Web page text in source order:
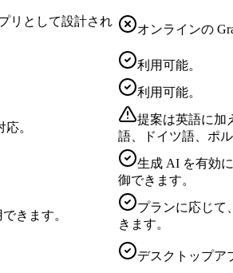
リとして設計され
オンラインの
利用可能。
利用可能。
。
提案は英語に加
語、ドイツ語、ポ
生成 AI を有効
御できます。
きます。
プランに応じて
きます。
デスクトップア